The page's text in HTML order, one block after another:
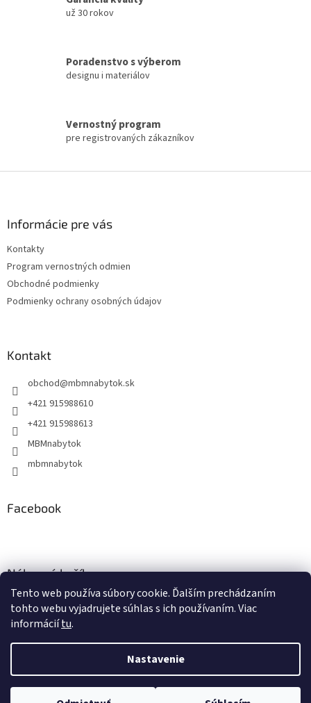
Tento web používa súbory cookie. Ďalším prechádzaním
tohto webu vyjadrujete súhlas s ich používaním. Viac
informáciítu.
Nastavenie
ý
p
už 30 rokov
Poradenstvo s výberom
designu i materiálov
Vernostný program
pre registrovaných zákazníkov
Informácie pre vás
Kontakty
Program vernostných odmien
Obchodné podmienky
Podmienky ochrany osobných údajov
Kontakt
obchod@mbmnabytok.sk
+421 915988610
+421 915988613
MBMnabytok
mbmnabytok
Facebook
Nákupný košík
0KS / €0
Vytvoril Shoptet &